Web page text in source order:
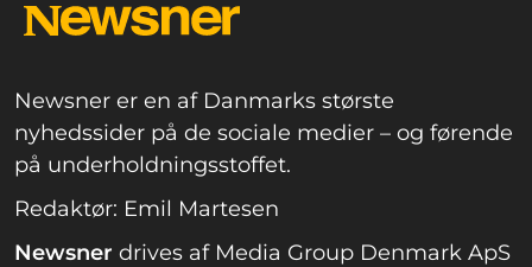
Newsner er en af Danmarks største
nyhedssider på de sociale medier – og førende
på underholdningsstoffet.
Redaktør: Emil Martesen
Newsner drives af Media Group Denmark ApS